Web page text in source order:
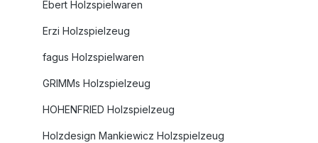
Ebert Holzspielwaren
Erzi Holzspielzeug
fagus Holzspielwaren
GRIMMs Holzspielzeug
HOHENFRIED Holzspielzeug
Holzdesign Mankiewicz Holzspielzeug